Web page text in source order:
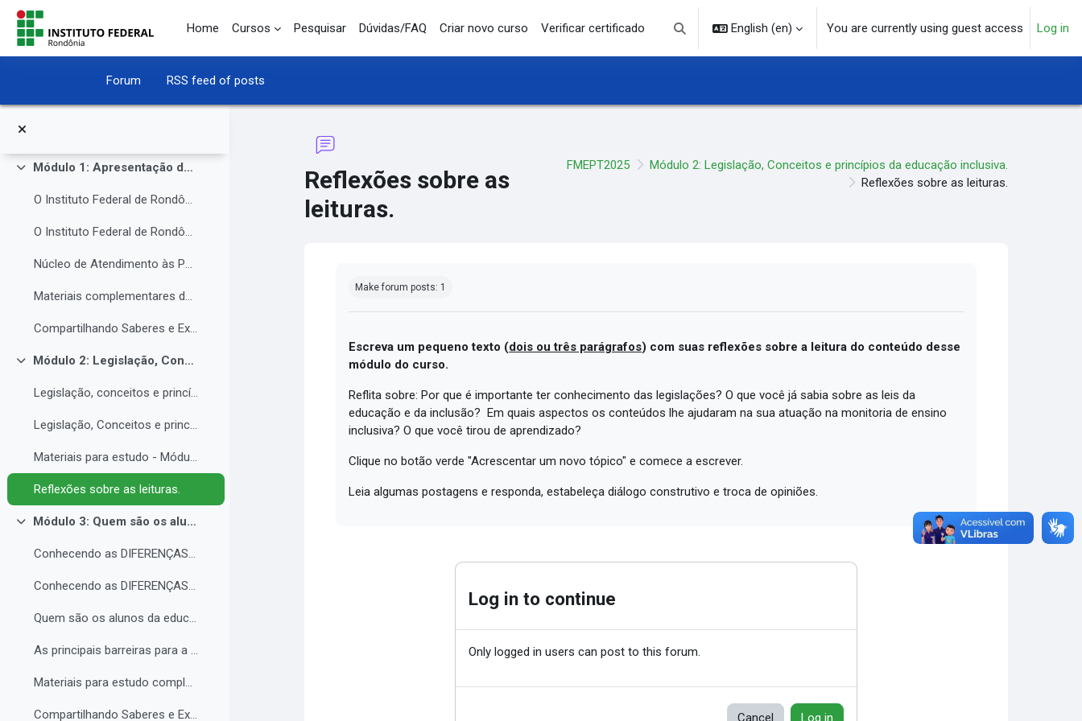
Skip to main content
Home
Cursos Pesquisar Dúvidas/FAQ Criar novo curso Verificar certificado
Toggle search input
English ‎(en)‎ You are currently using guest access Log in
Forum RSS feed of posts
Perfil de participante
Roda de conversa
Collapse
Módulo 1: Apresentação da Instituição e do NAPNE.
O Instituto Federal de Rondônia - IFRO
O Instituto Federal de Rondônia - IFRO
Núcleo de Atendimento às Pessoas com Necessidades Educacionais Específicas (NAPNE)
Materiais complementares do Módulo 1
Compartilhando Saberes e Experiências.
Collapse
Módulo 2: Legislação, Conceitos e princípios da educação inclusiva.
Legislação, conceitos e princípios da educação inclusiva.
Legislação, Conceitos e princípios da educação inclusiva (parte 2)
Materiais para estudo - Módulo 2.
Reflexões sobre as leituras.
Collapse
Módulo 3: Quem são os alunos da educação inclusiva.
Conhecendo as DIFERENÇAS para promover a IGUALDADE com EQUIDADE.
Conhecendo as DIFERENÇAS para promover a IGUALDADE com EQUIDADE.
Quem são os alunos da educação inclusiva.
As principais barreiras para a inclusão.
Materiais para estudo complementar - Módulo 3.
Compartilhando Saberes e Experiências. 2
Reflexões sobre as
leituras.
FMEPT2025
Módulo 2: Legislação, Conceitos e princípios da educação inclusiva.
Reflexões sobre as leituras.
Make forum posts: 1
Escreva um pequeno texto (dois ou três parágrafos) com suas reflexões sobre a leitura do conteúdo desse
módulo do curso.
Reflita sobre: Por que é importante ter conhecimento das legislações? O que você já sabia sobre as leis da
educação e da inclusão? Em quais aspectos os conteúdos lhe ajudaram na sua atuação na monitoria de ensino
inclusiva? O que você tirou de aprendizado?
Clique no botão verde "Acrescentar um novo tópico" e comece a escrever.
Leia algumas postagens e responda, estabeleça diálogo construtivo e troca de opiniões.
Log in to continue
Only logged in users can post to this forum.
Cancel Log in